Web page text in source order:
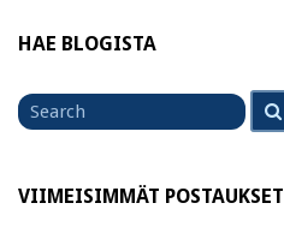
HAE BLOGISTA
Search
for
VIIMEISIMMÄT POSTAUKSET